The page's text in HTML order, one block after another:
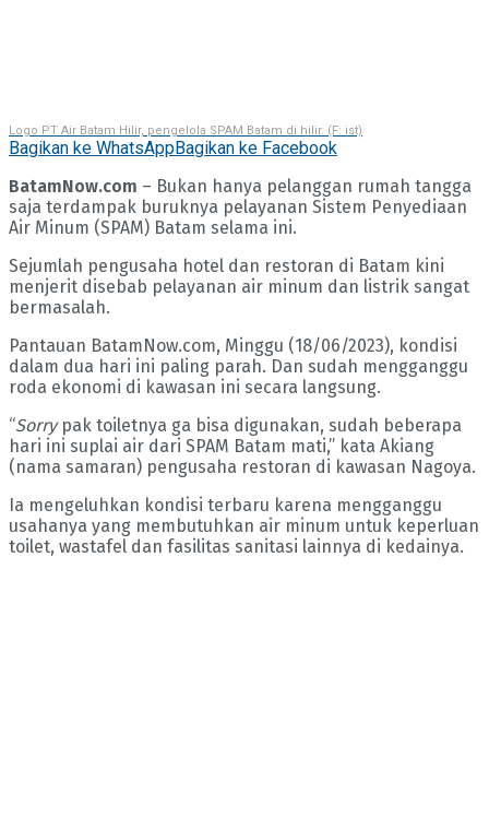
Logo PT Air Batam Hilir, pengelola SPAM Batam di hilir. (F: ist)
Bagikan ke WhatsAppBagikan ke Facebook
BatamNow.com – Bukan hanya pelanggan rumah tangga
saja terdampak buruknya pelayanan Sistem Penyediaan
Air Minum (SPAM) Batam selama ini.
Sejumlah pengusaha hotel dan restoran di Batam kini
menjerit disebab pelayanan air minum dan listrik sangat
bermasalah.
Pantauan BatamNow.com, Minggu (18/06/2023), kondisi
dalam dua hari ini paling parah. Dan sudah mengganggu
roda ekonomi di kawasan ini secara langsung.
“Sorrypak toiletnya ga bisa digunakan, sudah beberapa
hari ini suplai air dari SPAM Batam mati,” kata Akiang
(nama samaran) pengusaha restoran di kawasan Nagoya.
Ia mengeluhkan kondisi terbaru karena mengganggu
usahanya yang membutuhkan air minum untuk keperluan
toilet, wastafel dan fasilitas sanitasi lainnya di kedainya.